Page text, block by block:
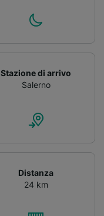
Stazione di arrivo
Salerno
Distanza
24 km